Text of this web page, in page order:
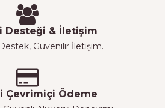
Desteği & İletişim
Güvenilir İletişim.
Çevrimiçi Ödeme